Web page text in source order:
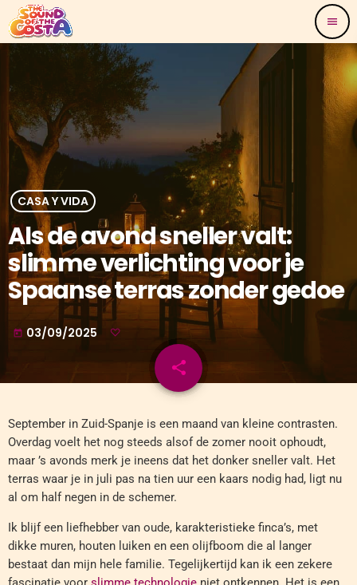
menu
CASA Y VIDA
Als de avond sneller valt:
slimme verlichting voor je
Spaanse terras zonder gedoe
today 03/09/2025
share
email
September in Zuid-Spanje is een maand van kleine contrasten.
Overdag voelt het nog steeds alsof de zomer nooit ophoudt,
maar ’s avonds merk je ineens dat het donker sneller valt. Het
terras waar je in juli pas na tien uur een kaars nodig had, ligt nu
al om half negen in de schemer.
Ik blijf een liefhebber van oude, karakteristieke finca’s, met
dikke muren, houten luiken en een olijfboom die al langer
bestaat dan mijn hele familie. Tegelijkertijd kan ik een zekere